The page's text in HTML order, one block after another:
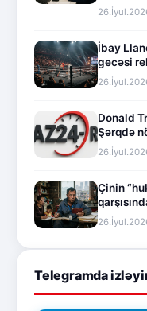
İbay
gecəsi
Donald
Şərqdə
Çinin
Telegramda